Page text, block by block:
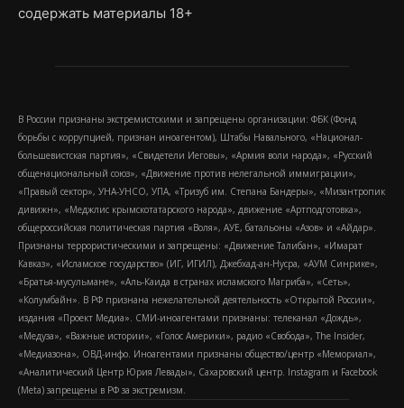
содержать материалы 18+
В России признаны экстремистскими и запрещены организации: ФБК (Фонд
борьбы с коррупцией, признан иноагентом), Штабы Навального, «Национал-
большевистская партия», «Свидетели Иеговы», «Армия воли народа», «Русский
общенациональный союз», «Движение против нелегальной иммиграции»,
«Правый сектор», УНА-УНСО, УПА, «Тризуб им. Степана Бандеры», «Мизантропик
дивижн», «Меджлис крымскотатарского народа», движение «Артподготовка»,
общероссийская политическая партия «Воля», АУЕ, батальоны «Азов» и «Айдар».
Признаны террористическими и запрещены: «Движение Талибан», «Имарат
Кавказ», «Исламское государство» (ИГ, ИГИЛ), Джебхад-ан-Нусра, «АУМ Синрике»,
«Братья-мусульмане», «Аль-Каида в странах исламского Магриба», «Сеть»,
«Колумбайн». В РФ признана нежелательной деятельность «Открытой России»,
издания «Проект Медиа». СМИ-иноагентами признаны: телеканал «Дождь»,
«Медуза», «Важные истории», «Голос Америки», радио «Свобода», The Insider,
«Медиазона», ОВД-инфо. Иноагентами признаны общество/центр «Мемориал»,
«Аналитический Центр Юрия Левады», Сахаровский центр. Instagram и Facebook
(Metа) запрещены в РФ за экстремизм.